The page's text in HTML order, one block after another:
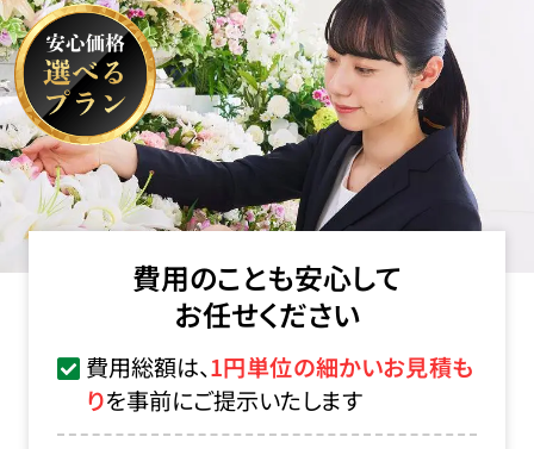
費用のことも安心して
お任せください
費用総額は、1円単位の細かいお見積も
りを事前にご提示いたします